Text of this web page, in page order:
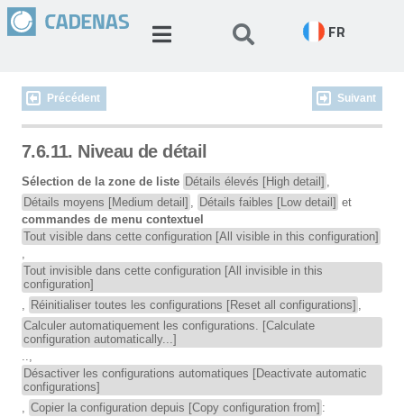
FR
Précédent Suivant
7.6.11. Niveau de détail
Sélection de la zone de liste Détails élevés [High detail] ,
Détails moyens [Medium detail] , Détails faibles [Low detail] et
commandes de menu contextuel
Tout visible dans cette configuration [All visible in this configuration]
,
Tout invisible dans cette configuration [All invisible in this
configuration]
, Réinitialiser toutes les configurations [Reset all configurations] ,
Calculer automatiquement les configurations. [Calculate
configuration automatically...]
..,
Désactiver les configurations automatiques [Deactivate automatic
configurations]
, Copier la configuration depuis [Copy configuration from] :